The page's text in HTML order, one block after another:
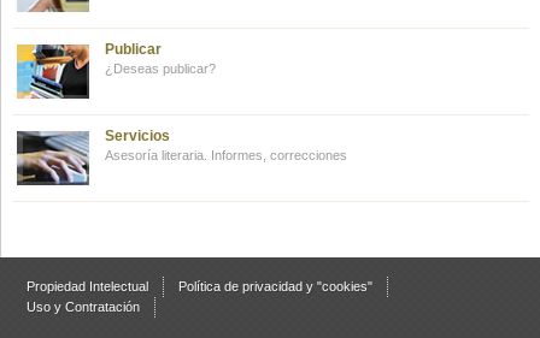
Publicar
¿Deseas publicar?
Servicios
Asesoría literaria. Informes, correcciones
Propiedad Intelectual
Política de privacidad y "cookies"
Uso y Contratación